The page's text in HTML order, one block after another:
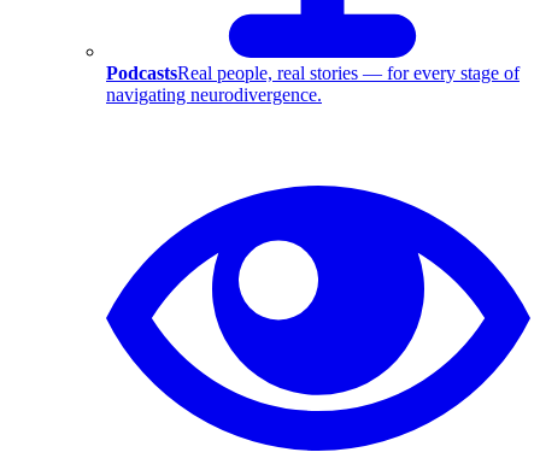
PodcastsReal people, real stories — for every stage of
navigating neurodivergence.